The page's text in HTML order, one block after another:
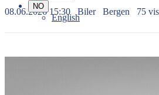
NO
English
08.06.2026 15:30 Biler Bergen 75